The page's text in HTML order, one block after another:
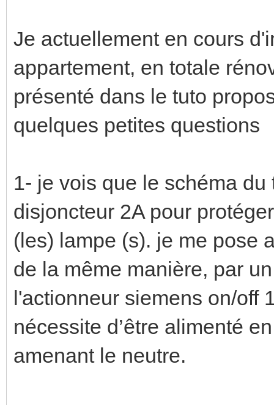
Je actuellement en cours
appartement, en totale
présenté dans le tuto
quelques petites questions
1- je vois que le schéma
disjoncteur 2A pour
(les) lampe (s). je me pose
de la même manière, par
l'actionneur siemens on/off
nécessite d’être alimenté
amenant le neutre.